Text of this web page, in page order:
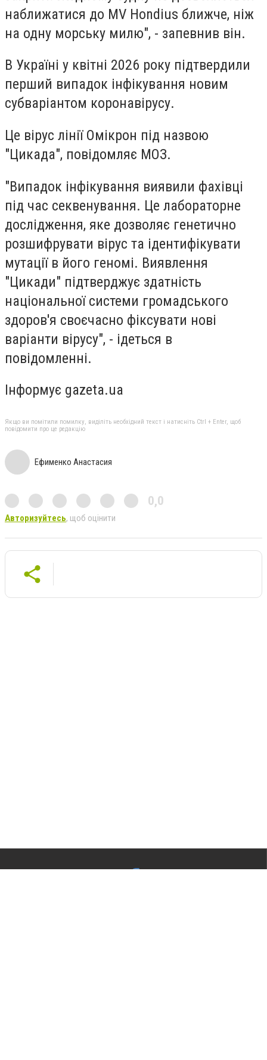
наближатися до MV Hondius ближче, ніж
на одну морську милю", - запевнив він.
В Україні у квітні 2026 року підтвердили
перший випадок інфікування новим
субваріантом коронавірусу.
Це вірус лінії Омікрон під назвою
"Цикада", повідомляє МОЗ.
"Випадок інфікування виявили фахівці
під час секвенування. Це лабораторне
дослідження, яке дозволяє генетично
розшифрувати вірус та ідентифікувати
мутації в його геномі. Виявлення
"Цикади" підтверджує здатність
національної системи громадського
здоров'я своєчасно фіксувати нові
варіанти вірусу", - ідеться в
повідомленні.
Інформує gazeta.ua
Якщо ви помітили помилку, виділіть необхідний текст і натисніть Ctrl + Enter, щоб
повідомити про це редакцію
Ефименко Анастасия
0,0
Авторизуйтесь, щоб оцінити